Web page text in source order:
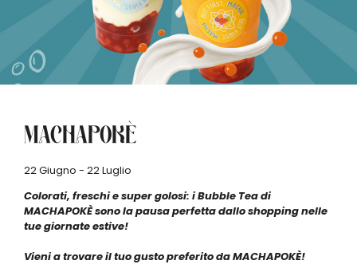
MACHAPOKÈ
22 Giugno - 22 Luglio
Colorati, freschi e super golosi: i Bubble Tea di
MACHAPOKÈ sono la pausa perfetta dallo shopping nelle
tue giornate estive!
Vieni a trovare il tuo gusto preferito da MACHAPOKÈ!